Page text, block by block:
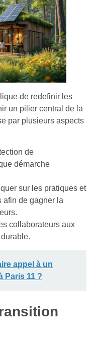
de redefinir les
un pilier central de la
par plusieurs aspects
de
démarche
sur les pratiques et
afin de gagner la
collaborateurs aux
appel à un
Paris 11 ?